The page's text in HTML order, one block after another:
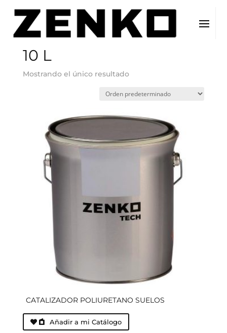
Inicio / Tamaño del producto / 10 L
10 L
Mostrando el único resultado
CATALIZADOR POLIURETANO SUELOS
Añadir a mi Catálogo